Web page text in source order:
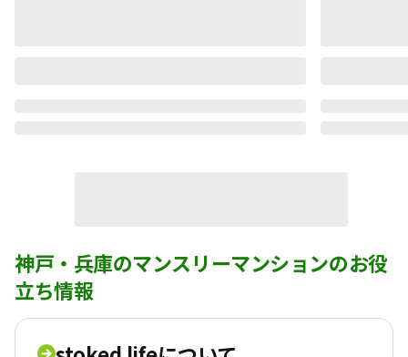
神戸・兵庫のマンスリーマンションのお役
立ち情報